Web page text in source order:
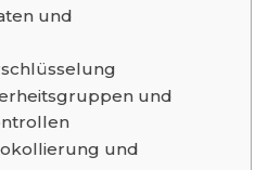
und
und
und